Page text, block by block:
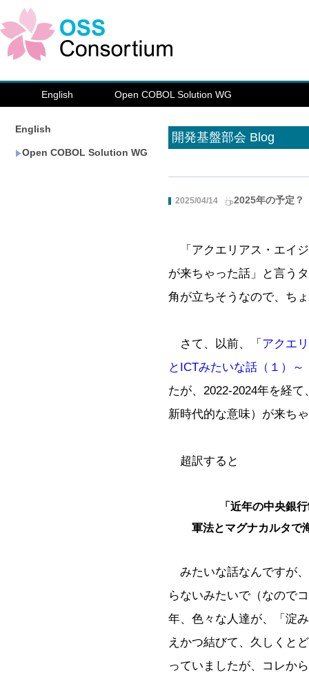
English Open COBOL Solution WG
English
Open COBOL Solution WG
開発基盤部会 Blog
2025/04/14 2025年の予定？
「アクエリアス・エイ
が来ちゃった話」と言う
角が立ちそうなので、ち
さて、以前、「 アクエ
とICTみたいな話（１）～
たが、2022-2024年を経
新時代的な意味）が来ち
超訳すると
「近年の中央銀行
軍法とマグナカルタで
みたいな話なんですが
らないみたいで（なので
年、色々な人達が、「淀
えかつ結びて、久しくと
っていましたが、コレか